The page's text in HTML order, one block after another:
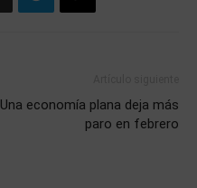
Una economía plana deja más
paro en febrero